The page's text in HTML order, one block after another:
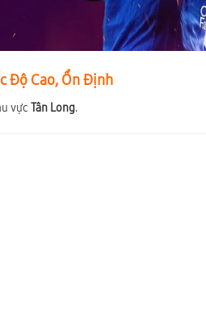
Độ Cao, Ổn Định
vực Tân Long.